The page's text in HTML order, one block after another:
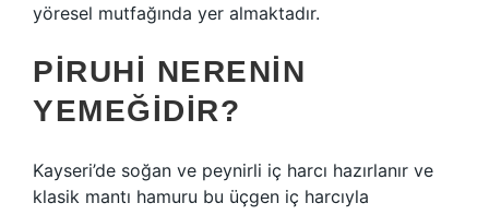
yöresel mutfağında yer almaktadır.
PIRUHI NERENIN
YEMEĞIDIR?
Kayseri’de soğan ve peynirli iç harcı hazırlanır ve
klasik mantı hamuru bu üçgen iç harcıyla